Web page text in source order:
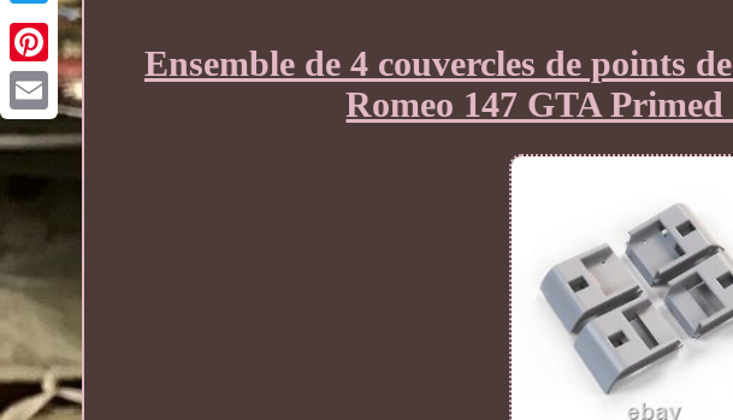
Ensemble de 4 couvercles de points
Romeo 147 GTA Primed